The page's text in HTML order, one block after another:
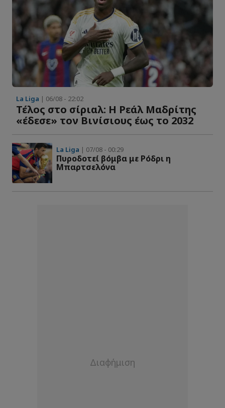
La Liga | 06/08 - 22:02
Τέλος στο σίριαλ: Η Ρεάλ Μαδρίτης
«έδεσε» τον Βινίσιους έως το 2032
La Liga | 07/08 - 00:29
Πυροδοτεί βόμβα με Ρόδρι η
Μπαρτσελόνα